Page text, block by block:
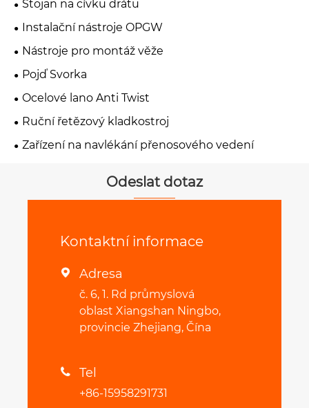
Stojan na cívku drátu
Instalační nástroje OPGW
Nástroje pro montáž věže
Pojď Svorka
Ocelové lano Anti Twist
Ruční řetězový kladkostroj
Zařízení na navlékání přenosového vedení
Odeslat dotaz
Kontaktní informace
 Adresa
č. 6, 1. Rd průmyslová
oblast Xiangshan Ningbo,
provincie Zhejiang, Čína
 Tel
+86-15958291731